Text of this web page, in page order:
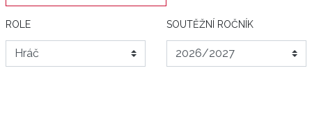
ROLE SOUTĚŽNÍ ROČNÍK